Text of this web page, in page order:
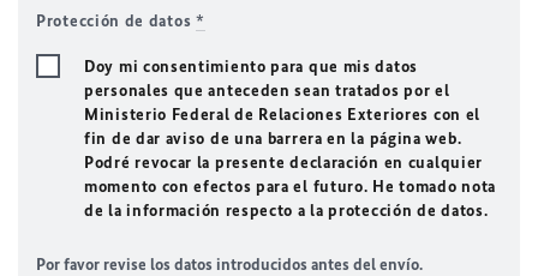
Protección de datos *
Doy mi consentimiento para que mis datos
personales que anteceden sean tratados por el
Ministerio Federal de Relaciones Exteriores con el
fin de dar aviso de una barrera en la página web.
Podré revocar la presente declaración en cualquier
momento con efectos para el futuro. He tomado nota
de la información respecto a la protección de datos.
Por favor revise los datos introducidos antes del envío.